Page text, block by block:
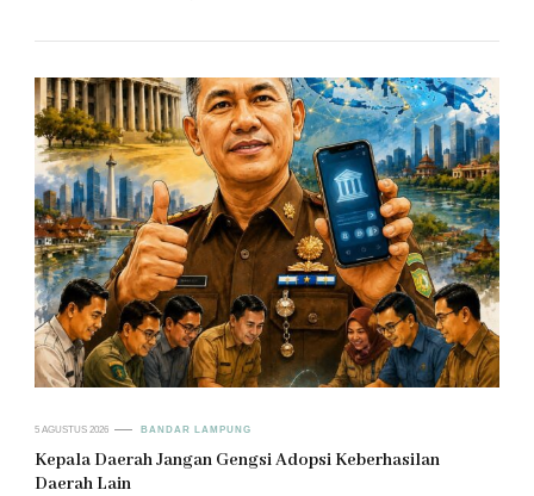
5 AGUSTUS 2026 BANDAR LAMPUNG
Kepala Daerah Jangan Gengsi Adopsi Keberhasilan
Daerah Lain